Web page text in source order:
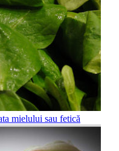
mielului sau fetică